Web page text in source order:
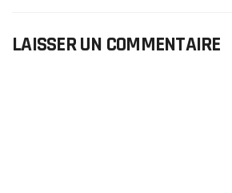
LAISSER UN COMMENTAIRE